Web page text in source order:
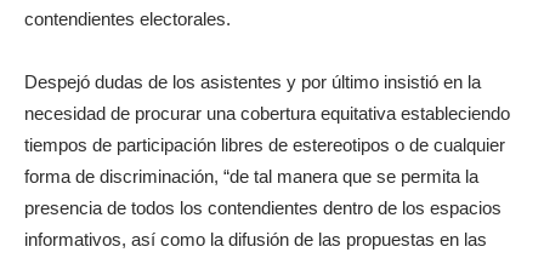
contendientes electorales.
Despejó dudas de los asistentes y por último insistió en la
necesidad de procurar una cobertura equitativa estableciendo
tiempos de participación libres de estereotipos o de cualquier
forma de discriminación, “de tal manera que se permita la
presencia de todos los contendientes dentro de los espacios
informativos, así como la difusión de las propuestas en las